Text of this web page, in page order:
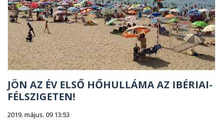
JÖN AZ ÉV ELSŐ HŐHULLÁMA AZ IBÉRIAI-
FÉLSZIGETEN!
2019. május. 09 13:53